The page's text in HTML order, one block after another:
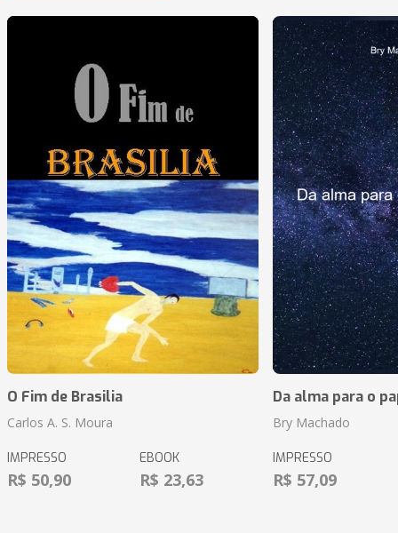
O Fim de Brasilia
Carlos A. S. Moura
IMPRESSO
R$ 50,90
EBOOK
R$ 23,63
Da alma para o
Bry Machado
IMPRESSO
R$ 57,09